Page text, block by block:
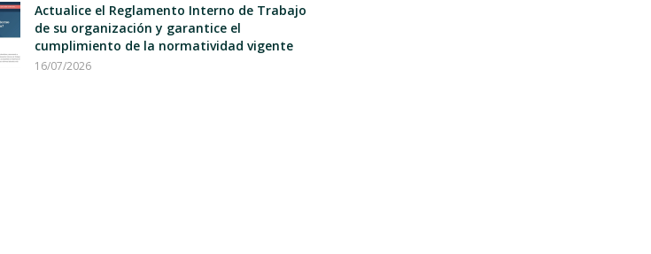
Actualice el Reglamento Interno de Trabajo
de su organización y garantice el
cumplimiento de la normatividad vigente
16/07/2026